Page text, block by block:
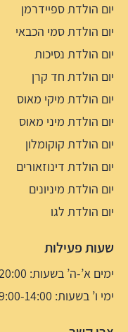
יום הולדת ספיידרמן
יום הולדת סמי הכבאי
יום הולדת נסיכות
יום הולדת חד קרן
יום הולדת מיקי מאוס
יום הולדת מיני מאוס
יום הולדת קוקומלון
יום הולדת דינוזאורים
יום הולדת מיניונים
יום הולדת לגו
שעות פעילות
ימים א’-ה’ בשעות: 09:00-20:00
ימי ו’ בשעות: 09:00-14:00